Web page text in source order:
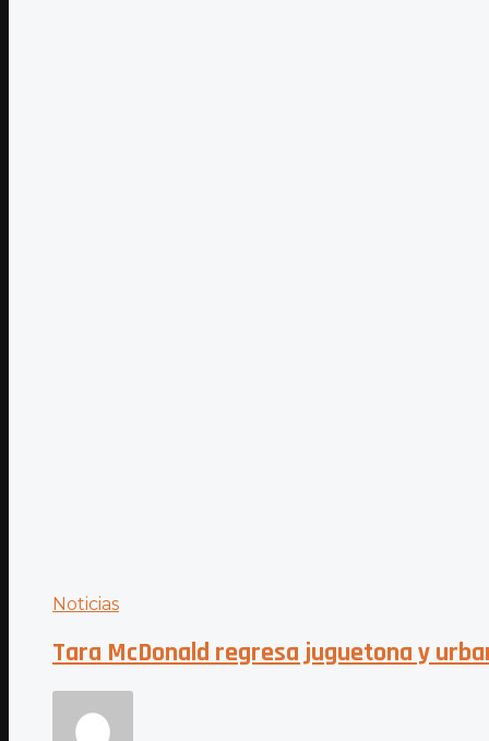
Noticias
Tara McDonald regresa juguetona y